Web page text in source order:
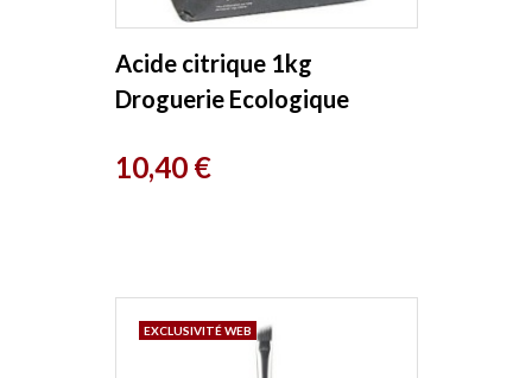
Acide citrique 1kg
Droguerie Ecologique
Prix
10,40 €
EXCLUSIVITÉ WEB